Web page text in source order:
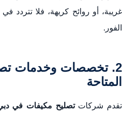
غريبة، أو روائح كريهة، فلا تتردد
الفور.
2. تخصصات وخدمات
المتاحة
تقدم شركاتتصليح مكيفات في